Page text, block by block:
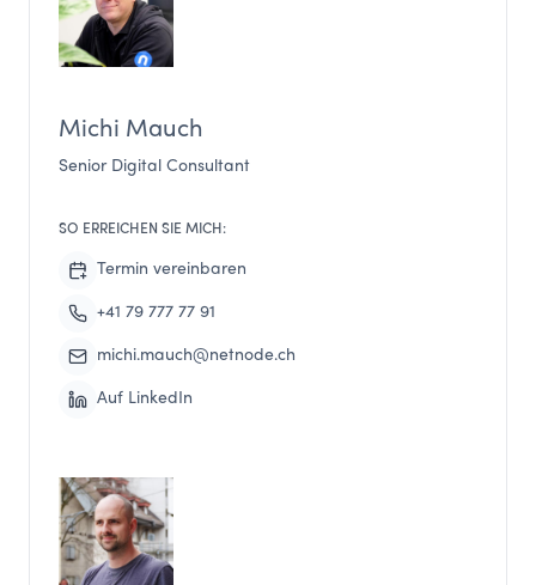
Michi Mauch
Senior Digital Consultant
SO ERREICHEN SIE MICH:
Termin vereinbaren
+41 79 777 77 91
michi.mauch@netnode.ch
Auf LinkedIn